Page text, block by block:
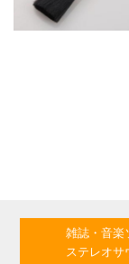
雑誌・音楽
ステレオサ